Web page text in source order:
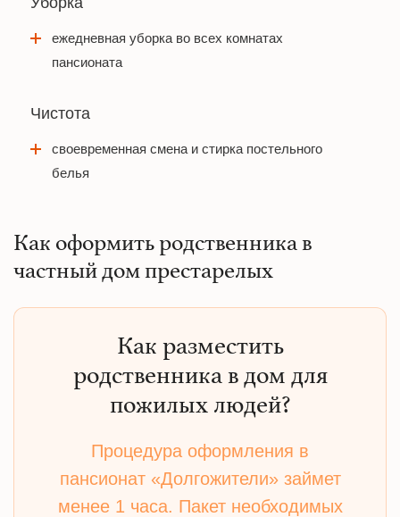
ежедневная уборка во всех комнатах
пансионата
Чистота
своевременная смена и стирка постельного
белья
Как оформить родственника в
частный дом престарелых
Как разместить
родственника в дом для
пожилых людей?
Процедура оформления в
пансионат «Долгожители» займет
менее 1 часа. Пакет необходимых